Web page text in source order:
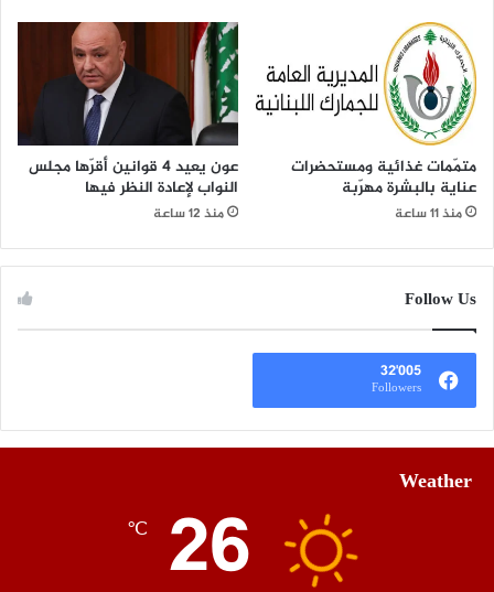
متمّمات غذائية ومستحضرات
عناية بالبشرة مهرّبة
منذ 11 ساعة
عون يعيد 4 قوانين أقرّها مجلس
النواب لإعادة النظر فيها
منذ 12 ساعة
Follow Us
32٬005
Followers
Weather
26
℃